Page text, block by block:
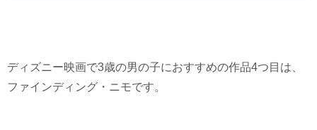
ディズニー映画で3歳の男の子におすすめの作品4つ目は、
ファインディング・ニモです。